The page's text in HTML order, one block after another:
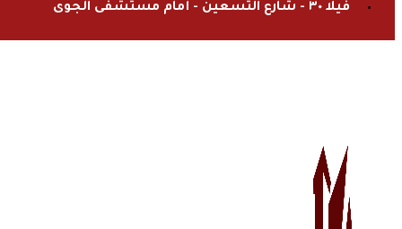
فيلا ٣٠ - شارع التسعين - أمام مستشفى الجوى